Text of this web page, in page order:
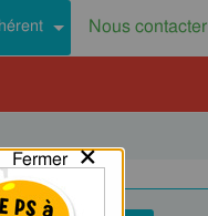
Nous contacter
Fermer×